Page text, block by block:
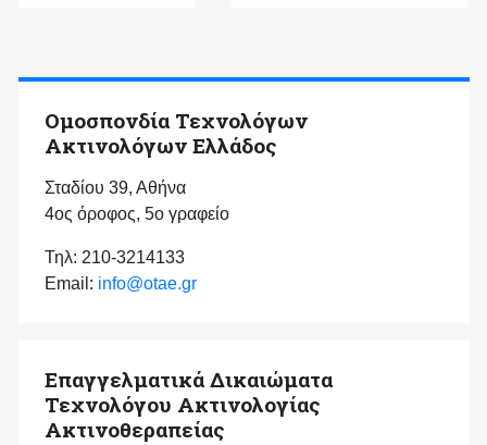
Ομοσπονδία Τεχνολόγων
Ακτινολόγων Ελλάδος
Σταδίου 39, Αθήνα
4ος όροφος, 5ο γραφείο
Τηλ: 210-3214133
Email: info@otae.gr
Επαγγελματικά Δικαιώματα
Τεχνολόγου Ακτινολογίας
Ακτινοθεραπείας